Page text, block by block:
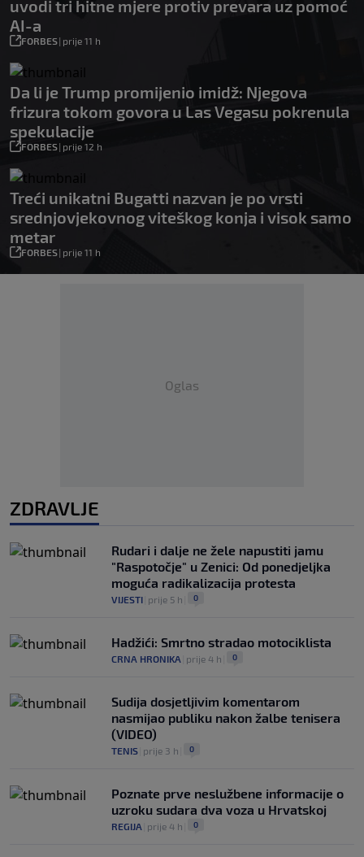
uvodi tri hitne mjere protiv prevara uz pomoć
AI-a
FORBES| prije 11 h
Da li je Trump promijenio imidž: Njegova
frizura tokom govora u Las Vegasu pokrenula
spekulacije
FORBES| prije 12 h
Treći unikatni Bugatti nazvan je po vrsti
srednjovjekovnog viteškog konja i visok samo
metar
FORBES| prije 11 h
Oglas
ZDRAVLJE
Rudari i dalje ne žele napustiti jamu
"Raspotočje" u Zenici: Od ponedjeljka
moguća radikalizacija protesta
VIJESTI prije 5 h 0
Hadžići: Smrtno stradao motociklista
CRNA HRONIKA prije 4 h 0
Sudija dosjetljivim komentarom
nasmijao publiku nakon žalbe tenisera
(VIDEO)
TENIS prije 3 h 0
Poznate prve neslužbene informacije o
uzroku sudara dva voza u Hrvatskoj
REGIJA prije 4 h 0